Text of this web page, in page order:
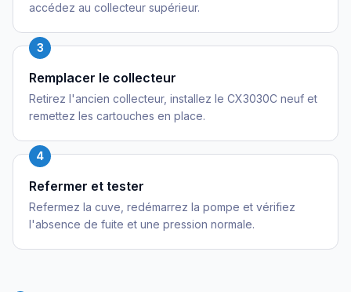
accédez au collecteur supérieur.
3
Remplacer le collecteur
Retirez l'ancien collecteur, installez le CX3030C neuf et
remettez les cartouches en place.
4
Refermer et tester
Refermez la cuve, redémarrez la pompe et vérifiez
l'absence de fuite et une pression normale.